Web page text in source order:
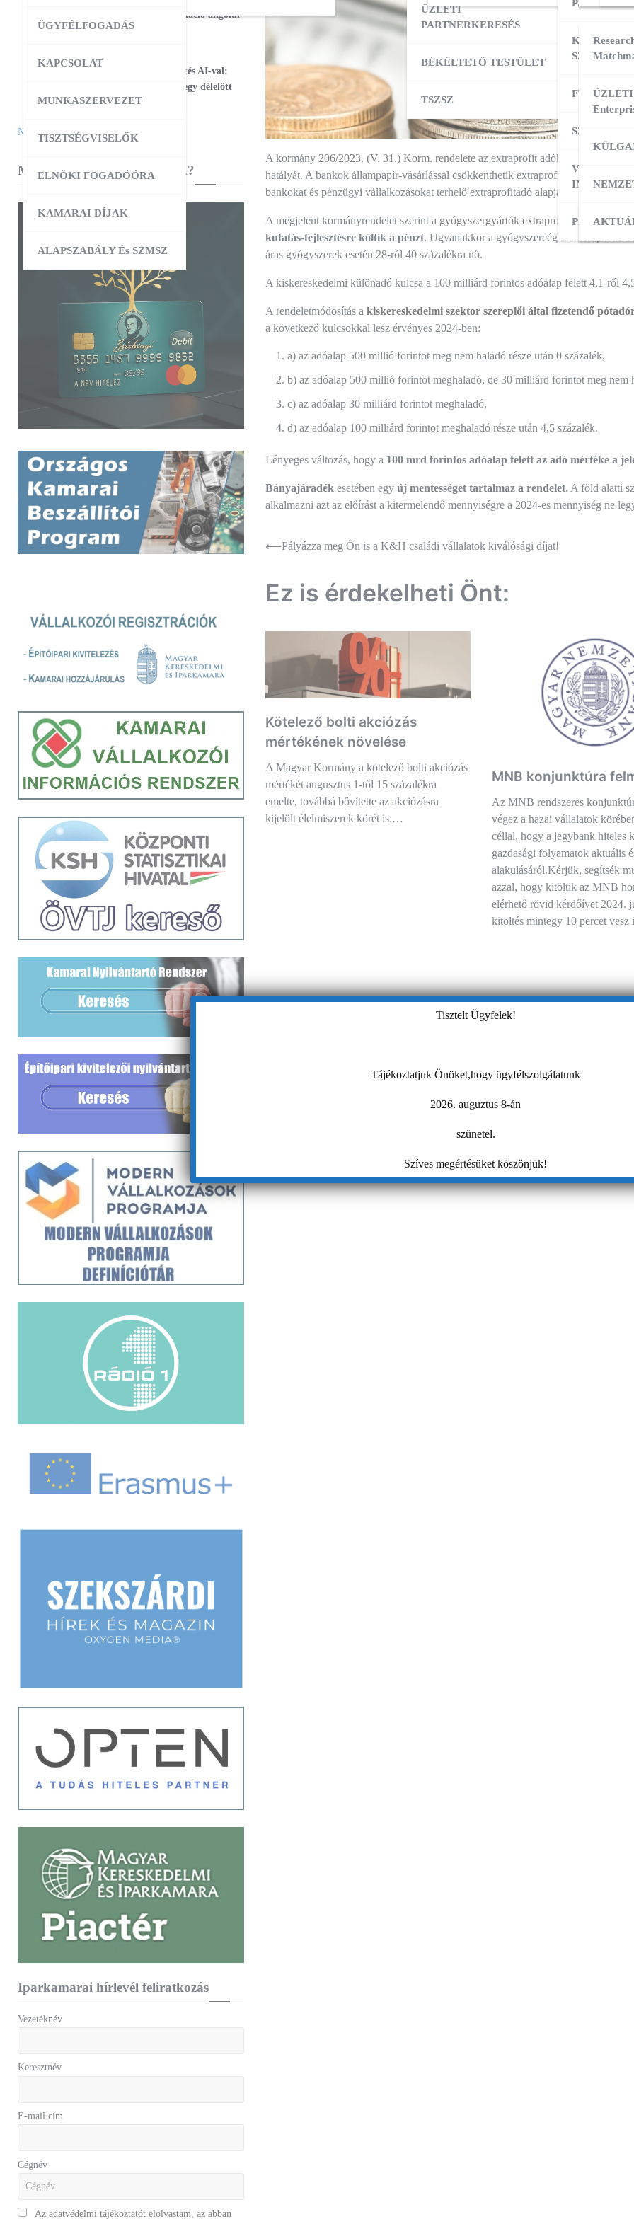
ÜZLETI
PARTNERKERESÉS
BÉKÉLTETŐ TESTÜLET
TSZSZ
KÜLPIACI
FT
INDÍTÁSA
ÜGYFÉLFOGADÁS
KAPCSOLAT
MUNKASZERVEZET
TISZTSÉGVISELŐK
ELNÖKI FOGADÓÓRA
KAMARAI DÍJAK
ALAPSZABÁLY És SZMSZ
A kormány 206/2023. (V. 31.) Korm. rendeleteaz extraprofit adókról szóló 197/
hatályát. A bankok állampapír-vásárlással csökkenthetik extraprofit-adójukat, a
bankokat és pénzügyi vállalkozásokat terhelő extraprofitadó alapja a 2022-es
A megjelent kormányrendelet szerint a gyógyszergyártók extraprofit-adójukat 40
kutatás-fejlesztésre költik a pénzt. Ugyanakkor a gyógyszercégek támogatott
áras gyógyszerek esetén 28-ról 40 százalékra nő.
A kiskereskedelmi különadó kulcsa a 100 milliárd forintos adóalap felett 4,1-ről
A rendeletmódosítás a kiskereskedelmi szektor szereplői által fizetendő
a következő kulcsokkal lesz érvényes 2024-ben:
a) az adóalap 500 millió forintot meg nem haladó része után 0 százalék,
b) az adóalap 500 millió forintot meghaladó, de 30 milliárd forintot meg nem
c) az adóalap 30 milliárd forintot meghaladó,
d) az adóalap 100 milliárd forintot meghaladó része után 4,5 százalék.
Lényeges változás, hogy a 100 mrd forintos adóalap felett az adó mértéke a
Bányajáradék esetében egy új mentességet tartalmaz a rendelet. A föld alatti
alkalmazni azt az előírást a kitermelendő mennyiségre a 2024-es mennyiség ne
Bejegyzés
⟵Pályázza meg Ön is a K&H családi vállalatok kiválósági díjat!
Ez is érdekelheti Önt:
Kötelező bolti akciózás
mértékének növelése
A Magyar Kormány a kötelező bolti akciózás
mértékét augusztus 1-től 15 százalékra
emelte, továbbá bővítette az akciózásra
kijelölt élelmiszerek körét is.…
MNB konjunktúra
Az MNB rendszeres
végez a hazai vállalatok
céllal, hogy a jegybank hiteles
gazdasági folyamatok aktuális
alakulásáról.Kérjük, segítsék
azzal, hogy kitöltik az MNB
elérhető rövid kérdőívet 2024.
kitöltés mintegy 10 percet vesz
Magabiztos üzleti kommunikáció angolul
– 2 napos workshop
25
Workshop – Facebook hirdetés AI-val:
szövegtől a kész kampányig egy délelőtt
alatt
Naptár megtekintése
MIBEN SEGÍT A KAMARA?
Iparkamarai hírlevél feliratkozás
Vezetéknév
Keresztnév
E-mail cím
Cégnév
Az adatvédelmi tájékoztatót elolvastam, az abban
Tisztelt Ügyfelek!
Tájékoztatjuk Önöket,hogy ügyfélszolgálatunk
2026. auguztus 8-án
szünetel.
Szíves megértésüket köszönjük!